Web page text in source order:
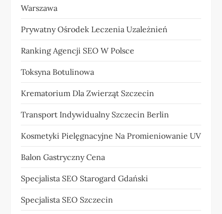
Warszawa
Prywatny Ośrodek Leczenia Uzależnień
Ranking Agencji SEO W Polsce
Toksyna Botulinowa
Krematorium Dla Zwierząt Szczecin
Transport Indywidualny Szczecin Berlin
Kosmetyki Pielęgnacyjne Na Promieniowanie UV
Balon Gastryczny Cena
Specjalista SEO Starogard Gdański
Specjalista SEO Szczecin